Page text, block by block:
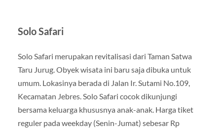
Solo Safari
Solo Safari merupakan revitalisasi dari Taman Satwa
Taru Jurug. Obyek wisata ini baru saja dibuka untuk
umum. Lokasinya berada di Jalan Ir. Sutami No.109,
Kecamatan Jebres. Solo Safari cocok dikunjungi
bersama keluarga khususnya anak-anak. Harga tiket
reguler pada weekday (Senin-Jumat) sebesar Rp